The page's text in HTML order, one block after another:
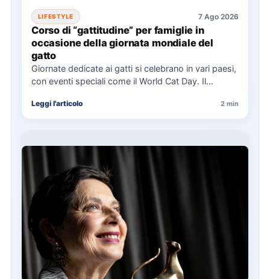
LIFESTYLE 7 Ago 2026
Corso di “gattitudine” per famiglie in
occasione della giornata mondiale del
gatto
Giornate dedicate ai gatti si celebrano in vari paesi,
con eventi speciali come il World Cat Day. Il…
Leggi l'articolo 2 min